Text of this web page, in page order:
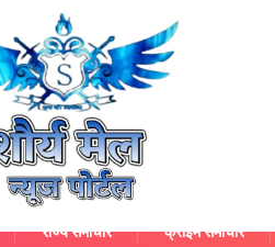
राज्य समाचार क्राइम समाचार